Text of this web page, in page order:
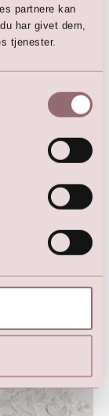
partnere kan
har givet dem,
tjenester.